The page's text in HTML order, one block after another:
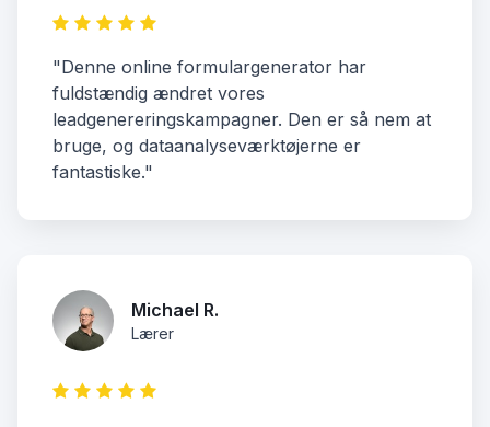
"Denne online formulargenerator har
fuldstændig ændret vores
leadgenereringskampagner. Den er så nem at
bruge, og dataanalyseværktøjerne er
fantastiske."
Michael R.
Lærer